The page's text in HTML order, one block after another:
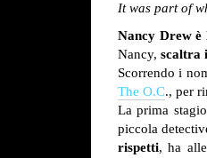
It was part of
Nancy Drew è
Nancy, scaltra
Scorrendo i
The O.C., per
La prima
piccola
rispetti, ha